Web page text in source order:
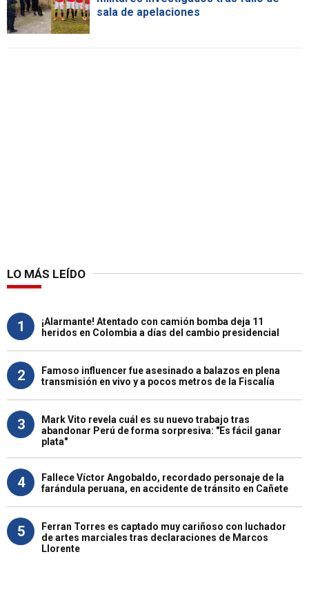
sala de apelaciones
LO MÁS LEÍDO
1
¡Alarmante! Atentado con camión bomba deja 11
heridos en Colombia a días del cambio presidencial
2
Famoso influencer fue asesinado a balazos en plena
transmisión en vivo y a pocos metros de la Fiscalía
3
Mark Vito revela cuál es su nuevo trabajo tras
abandonar Perú de forma sorpresiva: "Es fácil ganar
plata"
4
Fallece Víctor Angobaldo, recordado personaje de la
farándula peruana, en accidente de tránsito en Cañete
5
Ferran Torres es captado muy cariñoso con luchador
de artes marciales tras declaraciones de Marcos
Llorente